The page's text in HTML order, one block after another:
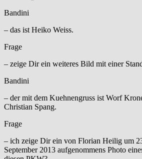
Bandini
– das ist Heiko Weiss.
Frage
– zeige Dir ein weiteres Bild mit einer
Bandini
– der mit dem Kuehnengruss ist Worf
Christian Spang.
Frage
– ich zeige Dir ein von Florian Heilig um
September 2013 aufgenommens Photo